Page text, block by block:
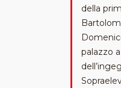
della
palazzo